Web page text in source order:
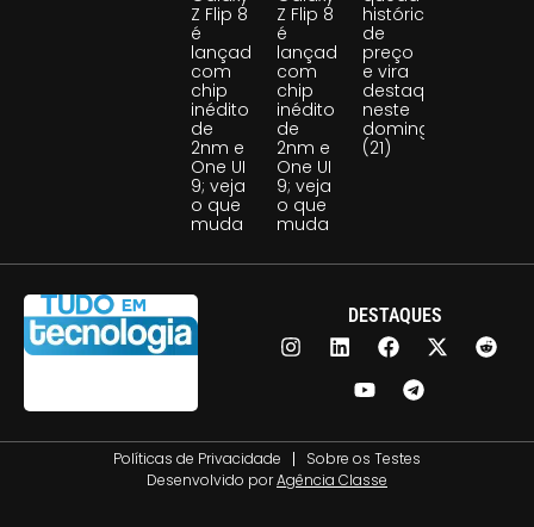
Z Flip 8
é
lançado
com
chip
inédito
de
2nm e
One UI
9; veja
o que
muda
Z Flip 8
é
lançado
com
chip
inédito
de
2nm e
One UI
9; veja
o que
muda
histórica
de
preço
e vira
destaque
neste
domingo
(21)
DESTAQUES
Políticas de Privacidade
Sobre os Testes
Desenvolvido porAgência Classe